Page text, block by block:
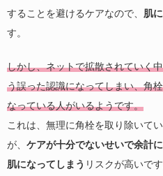
することを避けるケアなので、 肌
す。
しかし、ネットで拡散されていく
う誤った認識になってしまい、角
なっている人がいるようです。
これは、無理に角栓を取り除いて
が、 ケアが十分でないせいで余計
肌になってしまう リスクが高いです